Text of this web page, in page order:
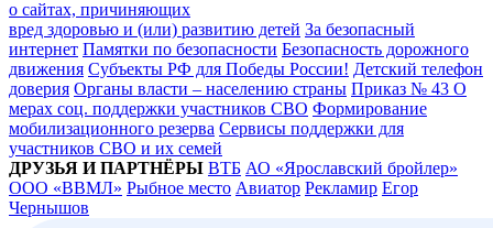
о сайтах, причиняющих
вред здоровью и (или) развитию детей За безопасный
интернет Памятки по безопасности Безопасность дорожного
движения Субъекты РФ для Победы России! Детский телефон
доверия Органы власти – населению страны Приказ № 43 О
мерах соц. поддержки участников СВО Формирование
мобилизационного резерва Сервисы поддержки для
участников СВО и их семей
ДРУЗЬЯ И ПАРТНЁРЫ ВТБ АО «Ярославский бройлер»
ООО «ВВМЛ» Рыбное место Авиатор Рекламир Егор
Чернышов